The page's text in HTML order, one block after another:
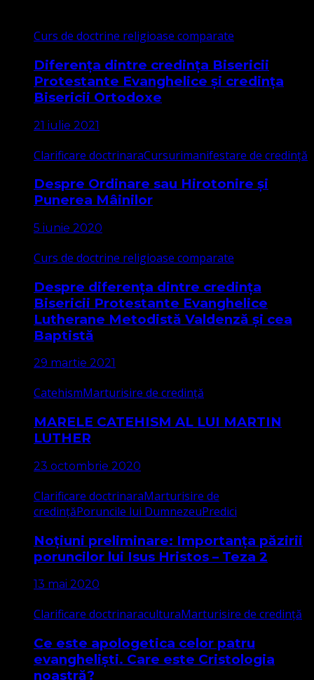
Curs de doctrine religioase comparate
Diferența dintre credința Bisericii
Protestante Evanghelice și credința
Bisericii Ortodoxe
21 iulie 2021
Clarificare doctrinaraCursurimanifestare de credință
Despre Ordinare sau Hirotonire și
Punerea Mâinilor
5 iunie 2020
Curs de doctrine religioase comparate
Despre diferența dintre credința
Bisericii Protestante Evanghelice
Lutherane Metodistă Valdenză și cea
Baptistă
29 martie 2021
CatehismMarturisire de credință
MARELE CATEHISM AL LUI MARTIN
LUTHER
23 octombrie 2020
Clarificare doctrinaraMarturisire de
credințăPoruncile lui DumnezeuPredici
Noțiuni preliminare: Importanța păzirii
poruncilor lui Isus Hristos – Teza 2
13 mai 2020
Clarificare doctrinaraculturaMarturisire de credință
Ce este apologetica celor patru
evangheliști. Care este Cristologia
noastră?